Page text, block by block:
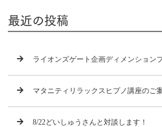
最近の投稿
ライオンズゲート企画ディメンション
マタニティリラックスヒプノ講座のご
8/22どいしゅうさんと対談します！